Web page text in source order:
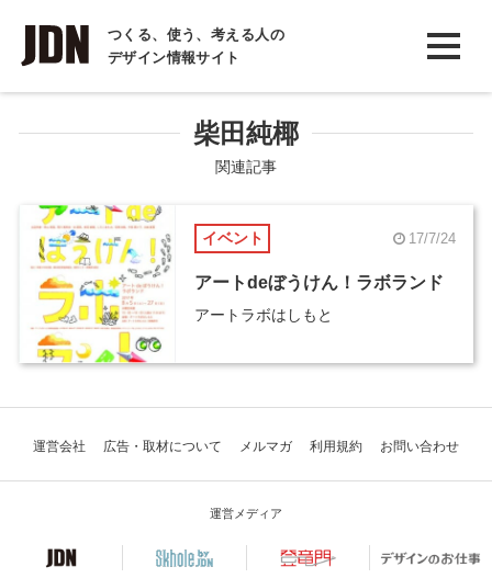
つくる、使う、考える人の
デザイン情報サイト
INTERVIEW
インタビュー
COLUMN
コラム
柴田純椰
関連記事
イベント 17/7/24
アートdeぼうけん！ラボランド
アートラボはしもと
運営会社 広告・取材について メルマガ 利用規約 お問い合わせ
運営メディア